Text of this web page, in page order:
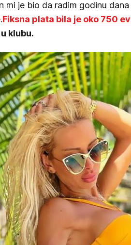
mi je bio da radim godinu
Fiksna plata bila je oko 750
klubu.